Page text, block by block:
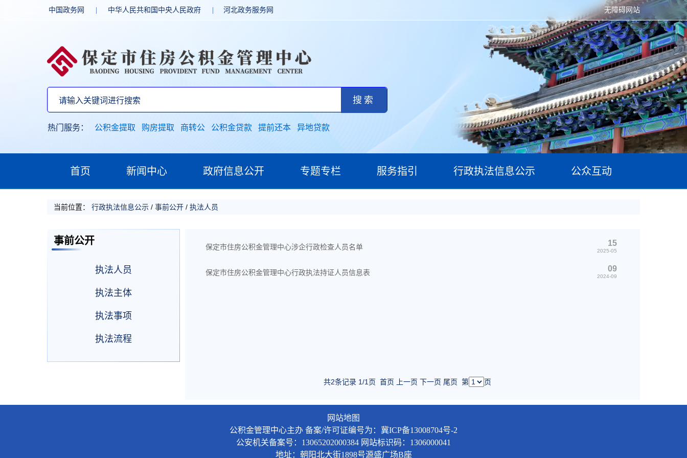
中国政务网 中华人民共和国中央人民政府 河北政务服务网 无障碍网站
热门服务： 公积金提取 购房提取 商转公 公积金贷款 提前还本 异地贷款
首页 新闻中心 政府信息公开 专题专栏 服务指引 行政执法信息公示 公众互动
当前位置： 行政执法信息公示 / 事前公开 / 执法人员
事前公开
执法人员
执法主体
执法事项
执法流程
保定市住房公积金管理中心涉企行政检查人员名单 15
2025-05
保定市住房公积金管理中心行政执法持证人员信息表 09
2024-09
共2条记录 1/1页 首页 上一页 下一页 尾页 第 页
网站地图
公积金管理中心主办 备案/许可证编号为：冀ICP备13008704号-2
公安机关备案号：13065202000384 网站标识码：1306000041
地址：朝阳北大街1898号源盛广场B座